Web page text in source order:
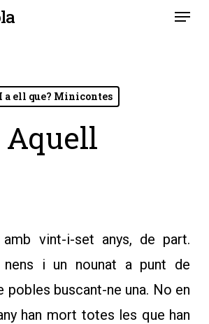
Menu
I a ell que? Minicontes
Aquell
vint-i-set anys, de part.
nens i un nounat a punt de
pobles buscant-ne una. No en
han mort totes les que han